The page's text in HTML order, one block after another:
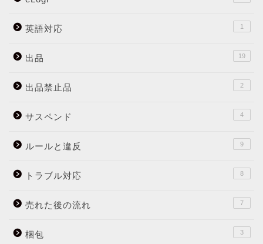
英語対応 1
出品 19
出品禁止品 2
サスペンド 4
ルールと違反 9
トラブル対応 8
売れた後の流れ 7
梱包 3